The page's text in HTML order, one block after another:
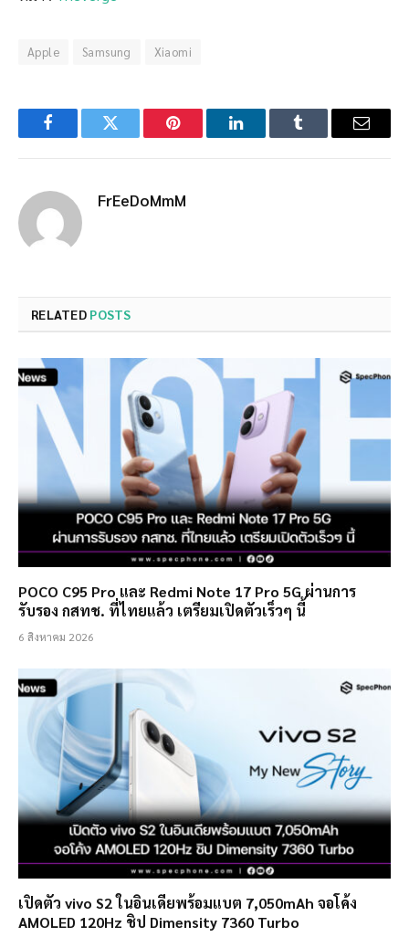
Apple Samsung Xiaomi
FacebookTwitter Pinterest LinkedInTumblr Email
FrEeDoMmM
RELATED POSTS
POCO C95 Pro และ Redmi Note 17 Pro 5G ผ่านการ
รับรอง กสทช. ที่ไทยแล้ว เตรียมเปิดตัวเร็วๆ นี้
6 สิงหาคม 2026
เปิดตัว vivo S2 ในอินเดียพร้อมแบต 7,050mAh จอโค้ง
AMOLED 120Hz ชิป Dimensity 7360 Turbo